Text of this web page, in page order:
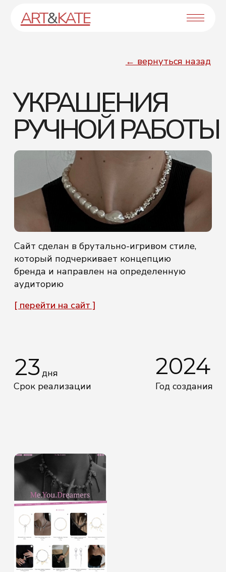
ART&KATE
РУЧНОЙ РАБОТЫ
Сайт сделан в брутально-игривом стиле,
который подчеркивает концепцию
бренда и направлен на определенную
аудиторию
[ перейти на сайт ]
2024
Год создания
23
Срок реализации